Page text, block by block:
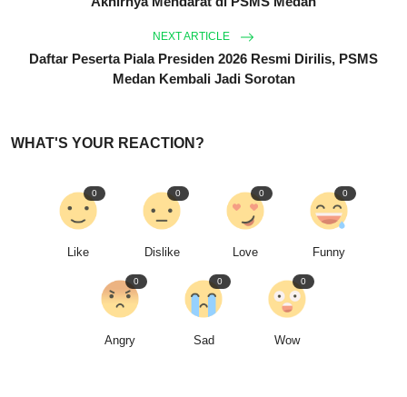
NEXT ARTICLE
Daftar Peserta Piala Presiden 2026 Resmi Dirilis, PSMS
Medan Kembali Jadi Sorotan
WHAT'S YOUR REACTION?
Like
0
Dislike
0
Love
0
Funny
0
Angry
0
Sad
0
Wow
0